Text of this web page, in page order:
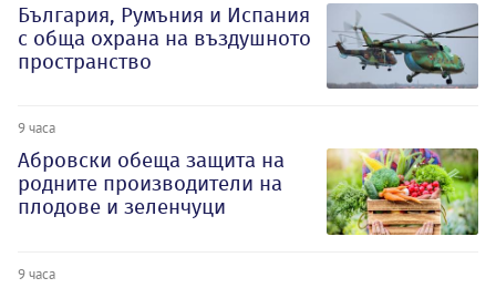
България, Румъния и Испания
с обща охрана на въздушното
пространство
9 часа
Абровски обеща защита на
родните производители на
плодове и зеленчуци
9 часа